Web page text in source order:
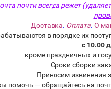
почти всегда режет
Доставка. Оплата. О
в порядке их
с 10:00
кроме праздничных и
Сроки сборки
Приносим извинения
помочь — обращайтесь на